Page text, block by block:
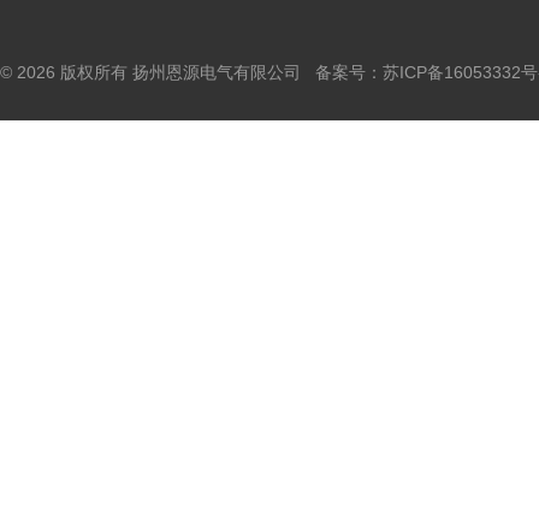
© 2026 版权所有 扬州恩源电气有限公司 备案号： 苏ICP备16053332